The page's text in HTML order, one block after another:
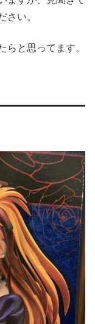
さい。
らと思ってます。